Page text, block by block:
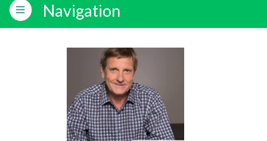
Navigation